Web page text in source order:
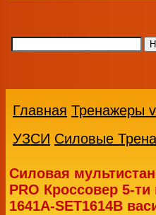
Главная Тренажеры
УЗСИ Силовые
Силовая
PRO Кроссовер 5-
1641A-SET1614B